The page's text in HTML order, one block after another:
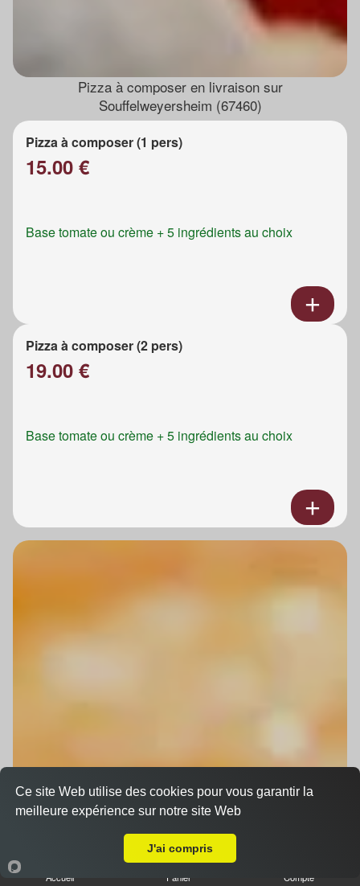
Pizza à composer en livraison sur
Souffelweyersheim (67460)
Pizza à composer (1 pers)
15.00 €
Base tomate ou crème + 5 ingrédients au choix
Pizza à composer (2 pers)
19.00 €
Base tomate ou crème + 5 ingrédients au choix
Accueil Panier Compte
Ce site Web utilise des cookies pour vous garantir la
meilleure expérience sur notre site Web
J'ai compris